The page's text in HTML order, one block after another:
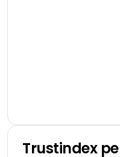
Trustindex